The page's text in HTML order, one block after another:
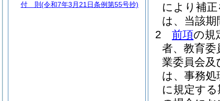
により補
は、当該
2
前項の規
者、教育委
業委員会及
は、事務
に規定す
付 則 (令和7年3月21日条例第55号抄)